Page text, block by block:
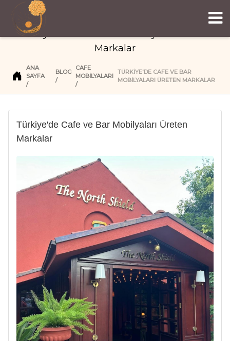
Türkiye'de Cafe ve Bar Mobilyaları Üreten
Markalar
ANA
SAYFA
BLOG
CAFE
MOBİLYALARI
TÜRKIYE'DE CAFE VE BAR
MOBILYALARI ÜRETEN MARKALAR
Türkiye'de Cafe ve Bar Mobilyaları Üreten
Markalar